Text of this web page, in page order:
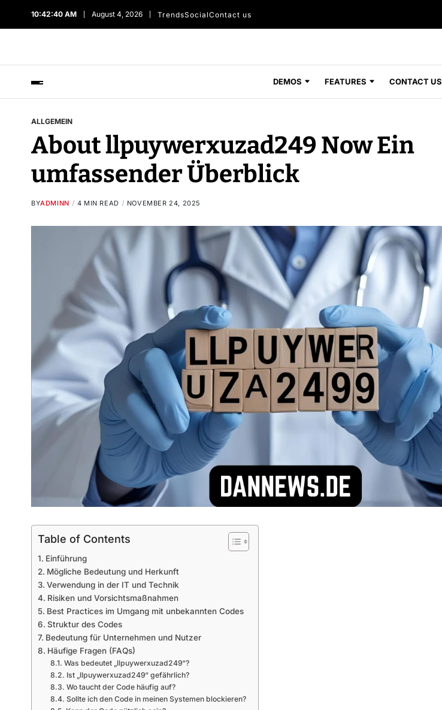
10:42:41 AM August 4, 2026 TrendsSocial Contact us
DEMOS FEATURES CONTACT US
ALLGEMEIN
About llpuywerxuzad249 Now Ein
umfassender Überblick
BYADMINN 4 MIN READ NOVEMBER 24, 2025
Table of Contents
Einführung
Mögliche Bedeutung und Herkunft
Verwendung in der IT und Technik
Risiken und Vorsichtsmaßnahmen
Best Practices im Umgang mit unbekannten Codes
Struktur des Codes
Bedeutung für Unternehmen und Nutzer
Häufige Fragen (FAQs)
Was bedeutet „llpuywerxuzad249“?
Ist „llpuywerxuzad249“ gefährlich?
Wo taucht der Code häufig auf?
Sollte ich den Code in meinen Systemen blockieren?